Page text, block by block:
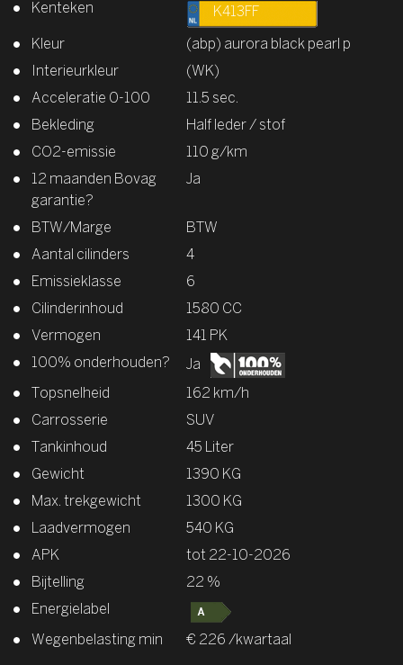
Kenteken
K413FF
Kleur
(abp) aurora black pearl p
Interieurkleur
(WK)
Acceleratie 0-100
11.5 sec.
Bekleding
Half leder / stof
CO2-emissie
110 g/km
12 maanden Bovag
garantie?
Ja
BTW/Marge
BTW
Aantal cilinders
4
Emissieklasse
6
Cilinderinhoud
1580 CC
Vermogen
141 PK
100% onderhouden?
Ja
Topsnelheid
162 km/h
Carrosserie
SUV
Tankinhoud
45 Liter
Gewicht
1390 KG
Max. trekgewicht
1300 KG
Laadvermogen
540 KG
APK
tot 22-10-2026
Bijtelling
22 %
Energielabel
Wegenbelasting min € 226 /kwartaal